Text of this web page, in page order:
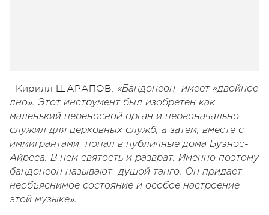
Кирилл ШАРАПОВ: «Бандонеон имеет «двойное
дно». Этот инструмент был изобретен как
маленький переносной орган и первоначально
служил для церковных служб, а затем, вместе с
иммигрантами попал в публичные дома Буэнос-
Айреса. В нем святость и разврат. Именно поэтому
бандонеон называют душой танго. Он придает
необъяснимое состояние и особое настроение
этой музыке».